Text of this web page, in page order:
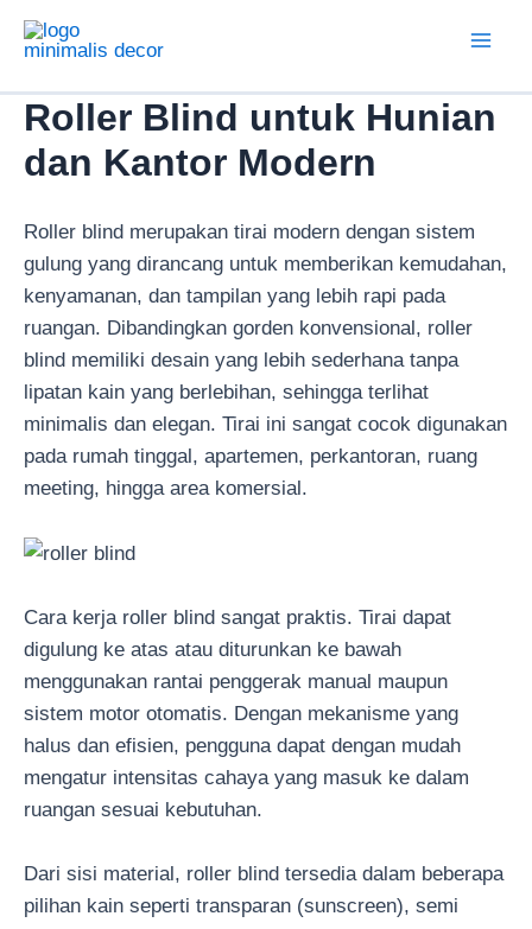
Lewati
Roller Blind untuk Hunian
dan Kantor Modern
Roller blind merupakan tirai modern dengan sistem
gulung yang dirancang untuk memberikan kemudahan,
kenyamanan, dan tampilan yang lebih rapi pada
ruangan. Dibandingkan gorden konvensional, roller
blind memiliki desain yang lebih sederhana tanpa
lipatan kain yang berlebihan, sehingga terlihat
minimalis dan elegan. Tirai ini sangat cocok digunakan
pada rumah tinggal, apartemen, perkantoran, ruang
meeting, hingga area komersial.
Cara kerja roller blind sangat praktis. Tirai dapat
digulung ke atas atau diturunkan ke bawah
menggunakan rantai penggerak manual maupun
sistem motor otomatis. Dengan mekanisme yang
halus dan efisien, pengguna dapat dengan mudah
mengatur intensitas cahaya yang masuk ke dalam
ruangan sesuai kebutuhan.
Dari sisi material, roller blind tersedia dalam beberapa
pilihan kain seperti transparan (sunscreen), semi